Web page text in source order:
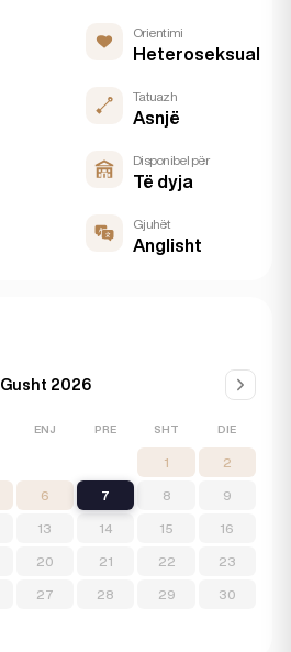
Orientimi
Heteroseksual
Tatuazh
Asnjë
Disponibel për
Të dyja
Gjuhët
Anglisht
Gusht 2026
ENJ PRE SHT DIE
1 2
6 7 8 9
13 14 15 16
20 21 22 23
27 28 29 30